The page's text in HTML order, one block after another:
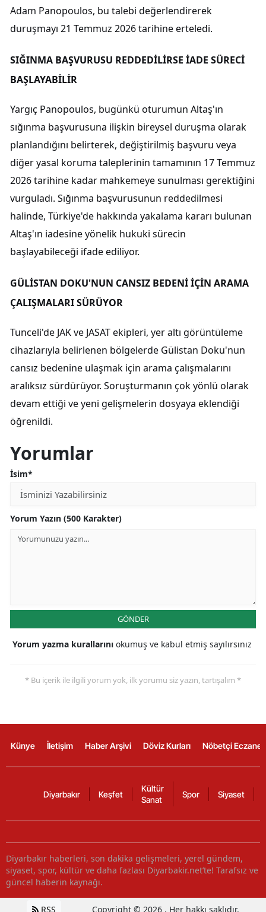
Adam Panopoulos, bu talebi değerlendirerek
duruşmayı 21 Temmuz 2026 tarihine erteledi.
SIĞINMA BAŞVURUSU REDDEDİLİRSE İADE SÜRECİ
BAŞLAYABİLİR
Yargıç Panopoulos, bugünkü oturumun Altaş'ın
sığınma başvurusuna ilişkin bireysel duruşma olarak
planlandığını belirterek, değiştirilmiş başvuru veya
diğer yasal koruma taleplerinin tamamının 17 Temmuz
2026 tarihine kadar mahkemeye sunulması gerektiğini
vurguladı. Sığınma başvurusunun reddedilmesi
halinde, Türkiye'de hakkında yakalama kararı bulunan
Altaş'ın iadesine yönelik hukuki sürecin
başlayabileceği ifade ediliyor.
GÜLİSTAN DOKU'NUN CANSIZ BEDENİ İÇİN ARAMA
ÇALIŞMALARI SÜRÜYOR
Tunceli'de JAK ve JASAT ekipleri, yer altı görüntüleme
cihazlarıyla belirlenen bölgelerde Gülistan Doku'nun
cansız bedenine ulaşmak için arama çalışmalarını
aralıksız sürdürüyor. Soruşturmanın çok yönlü olarak
devam ettiği ve yeni gelişmelerin dosyaya eklendiği
öğrenildi.
Yorumlar
İsim*
Yorum Yazın (500 Karakter)
GÖNDER
Yorum yazma kurallarını okumuş ve kabul etmiş sayılırsınız
* Bu içerik ile ilgili yorum yok, ilk yorumu siz yazın, tartışalım *
Künye İletişim Haber Arşivi Döviz Kurları Nöbetçi
Diyarbakır Keşfet
Kültür
Sanat
Spor Siyaset
Diyarbakır haberleri, son dakika gelişmeleri, yerel gündem,
siyaset, spor, kültür ve daha fazlası Diyarbakir.net’te! Tarafsız ve
güncel haberin kaynağı.
RSS Copyright © 2026 . Her hakkı saklıdır.